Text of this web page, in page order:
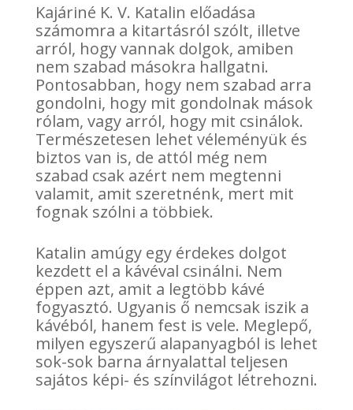
Kajáriné K. V. Katalin előadása
számomra a kitartásról szólt, illetve
arról, hogy vannak dolgok, amiben
nem szabad másokra hallgatni.
Pontosabban, hogy nem szabad arra
gondolni, hogy mit gondolnak mások
rólam, vagy arról, hogy mit csinálok.
Természetesen lehet véleményük és
biztos van is, de attól még nem
szabad csak azért nem megtenni
valamit, amit szeretnénk, mert mit
fognak szólni a többiek.
Katalin amúgy egy érdekes dolgot
kezdett el a kávéval csinálni. Nem
éppen azt, amit a legtöbb kávé
fogyasztó. Ugyanis ő nemcsak iszik a
kávéból, hanem fest is vele. Meglepő,
milyen egyszerű alapanyagból is lehet
sok-sok barna árnyalattal teljesen
sajátos képi- és színvilágot létrehozni.